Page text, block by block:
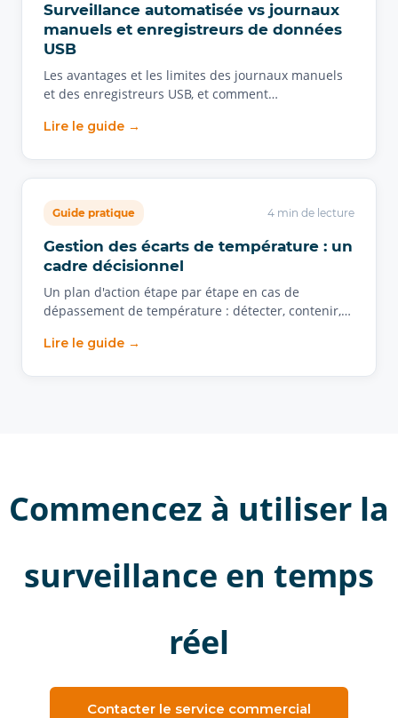
Surveillance automatisée vs journaux
manuels et enregistreurs de données
USB
Les avantages et les limites des journaux manuels
et des enregistreurs USB, et comment…
Lire le guide →
Guide pratique 4 min de lecture
Gestion des écarts de température : un
cadre décisionnel
Un plan d'action étape par étape en cas de
dépassement de température : détecter, contenir,…
Lire le guide →
Commencez à utiliser la
surveillance en temps
réel
Contacter le service commercial